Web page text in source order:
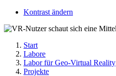
Kontrast ändern
Start
Labore
Labor für Geo-Virtual Reality
Projekte